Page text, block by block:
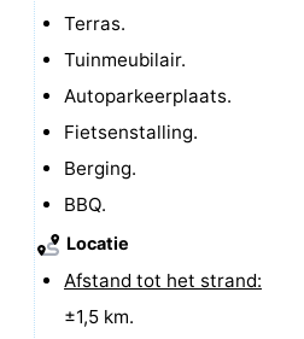
Terras.
Tuinmeubilair.
Autoparkeerplaats.
Fietsenstalling.
Berging.
BBQ.
Locatie
Afstand tot het strand:
±1,5 km.